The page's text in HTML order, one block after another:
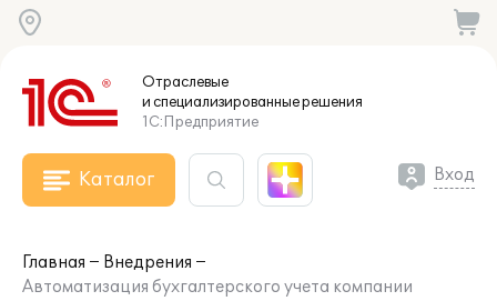
Отраслевые
и специализированныерешения
1С:Предприятие
Каталог Вход
Главная
Внедрения
Автоматизация бухгалтерского учета компании